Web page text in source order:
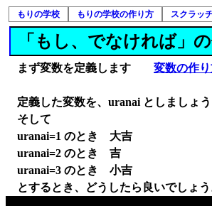
もりの学校 もりの学校の作り方 スクラッ
「もし、でなければ」
まず変数を定義します 変数の作
定義した変数を、uranai としましょう
そして
uranai=1 のとき 大吉
uranai=2 のとき 吉
uranai=3 のとき 小吉
とするとき、どうしたら良いでしょう